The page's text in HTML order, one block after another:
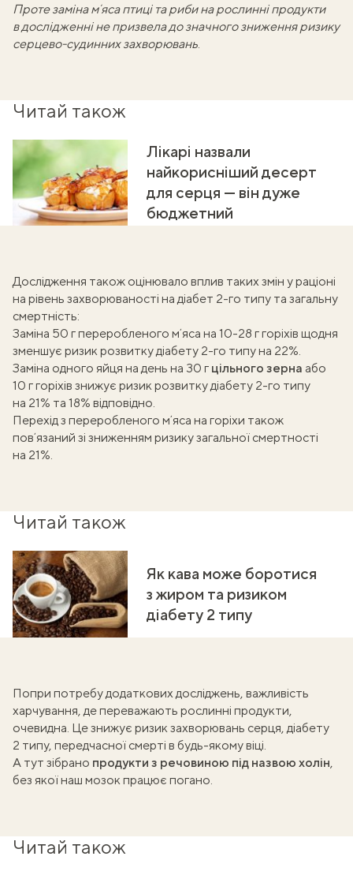
Проте заміна мʼяса птиці та риби на рослинні продукти
в дослідженні не призвела до значного зниження ризику
серцево-судинних захворювань
Читай також
Лікарі назвали
найкорисніший десерт
для серця — він дуже
бюджетний
Дослідження також оцінювало вплив таких змін у раціоні
на рівень захворюваності на діабет 2-го типу та загальну
смертність:
Заміна 50 г переробленого мʼяса на 10-28 г горіхів щодня
зменшує ризик розвитку діабету 2-го типу на 22%.
Заміна одного яйця на день на 30 г цільного зерна або
10 г горіхів знижує ризик розвитку діабету 2-го типу
на 21% та 18% відповідно.
Перехід з переробленого мʼяса на горіхи також
повʼязаний зі зниженням ризику загальної смертності
на 21%.
Читай також
Як кава може боротися
з жиром та ризиком
діабету 2 типу
Попри потребу додаткових досліджень, важливість
харчування, де переважають рослинні продукти,
очевидна. Це знижує ризик захворювань серця, діабету
2 типу, передчасної смерті в будь-якому віці.
А тут зібрано продукти з речовиною під назвою холін,
без якої наш мозок працює погано
Читай також